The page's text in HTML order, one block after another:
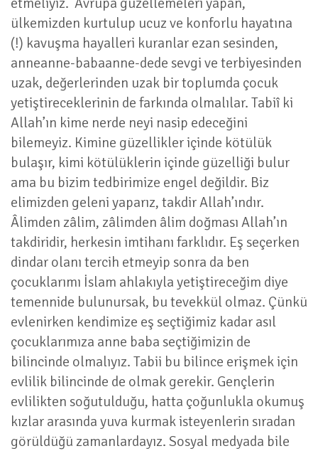
ülkemizden kurtulup ucuz ve konforlu hayatına
(!) kavuşma hayalleri kuranlar ezan sesinden,
anneanne-babaanne-dede sevgi ve terbiyesinden
uzak, değerlerinden uzak bir toplumda çocuk
yetiştireceklerinin de farkında olmalılar. Tabiî ki
Allah’ın kime nerde neyi nasip edeceğini
bilemeyiz. Kimine güzellikler içinde kötülük
bulaşır, kimi kötülüklerin içinde güzelliği bulur
ama bu bizim tedbirimize engel değildir. Biz
elimizden geleni yaparız, takdir Allah’ındır.
Âlimden zâlim, zâlimden âlim doğması Allah’ın
takdiridir, herkesin imtihanı farklıdır. Eş seçerken
dindar olanı tercih etmeyip sonra da ben
çocuklarımı İslam ahlakıyla yetiştireceğim diye
temennide bulunursak, bu tevekkül olmaz. Çünkü
evlenirken kendimize eş seçtiğimiz kadar asıl
çocuklarımıza anne baba seçtiğimizin de
bilincinde olmalıyız. Tabii bu bilince erişmek için
evlilik bilincinde de olmak gerekir. Gençlerin
evlilikten soğutulduğu, hatta çoğunlukla okumuş
kızlar arasında yuva kurmak isteyenlerin sıradan
görüldüğü zamanlardayız. Sosyal medyada bile